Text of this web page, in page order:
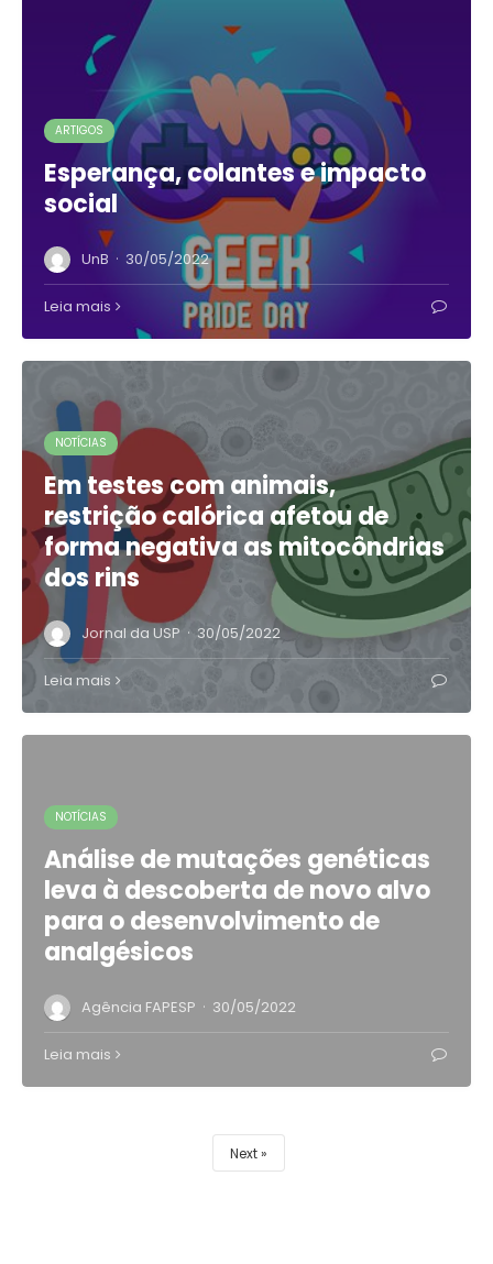
ARTIGOS
Esperança, colantes e impacto
social
UnB · 30/05/2022
Leia mais
NOTÍCIAS
Em testes com animais,
restrição calórica afetou de
forma negativa as mitocôndrias
dos rins
Jornal da USP · 30/05/2022
Leia mais
NOTÍCIAS
Análise de mutações genéticas
leva à descoberta de novo alvo
para o desenvolvimento de
analgésicos
Agência FAPESP · 30/05/2022
Leia mais
Next